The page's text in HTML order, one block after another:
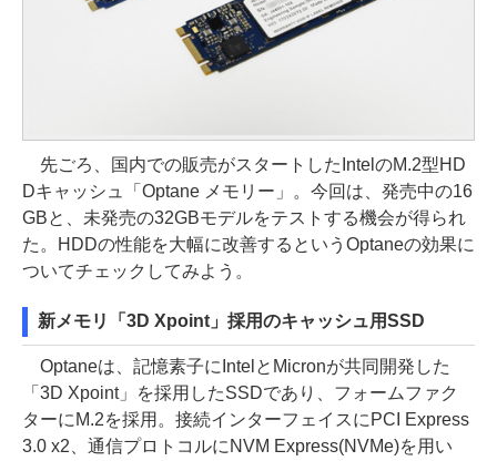
先ごろ、国内での販売がスタートしたIntelのM.2型HD
Dキャッシュ「Optane メモリー」。今回は、発売中の16
GBと、未発売の32GBモデルをテストする機会が得られ
た。HDDの性能を大幅に改善するというOptaneの効果に
ついてチェックしてみよう。
新メモリ「3D Xpoint」採用のキャッシュ用SSD
Optaneは、記憶素子にIntelとMicronが共同開発した
「3D Xpoint」を採用したSSDであり、フォームファク
ターにM.2を採用。接続インターフェイスにPCI Express
3.0 x2、通信プロトコルにNVM Express(NVMe)を用い